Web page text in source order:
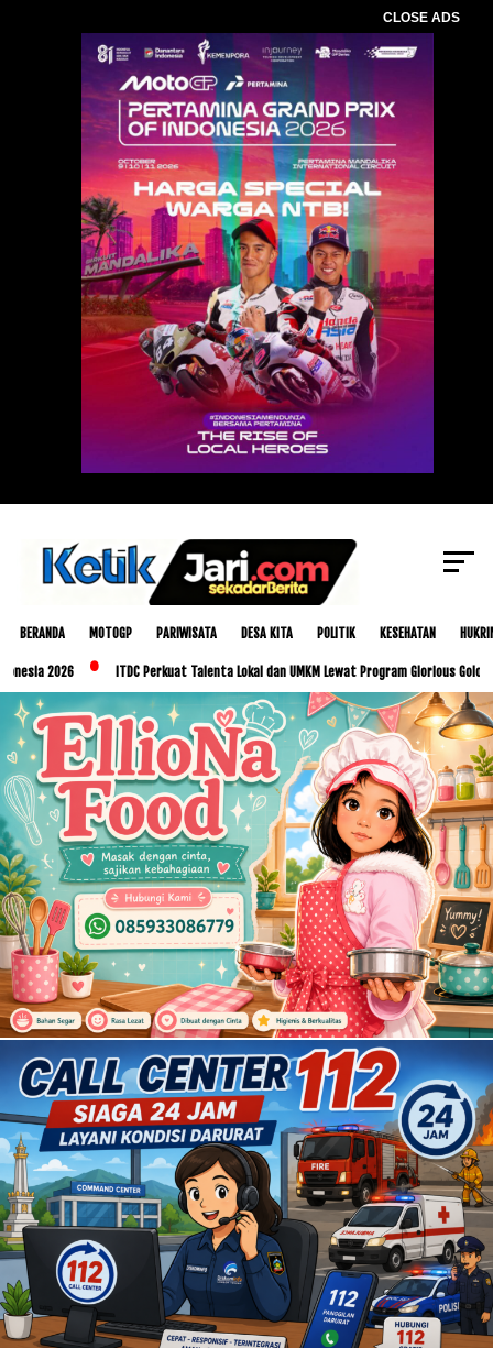
CLOSE ADS
BERANDA MOTOGP PARIWISATA DESA KITA POLITIK KESEHATAN
ITDC Perkuat Talenta Lokal dan UMKM Lewat Program Glorious Golo Mori